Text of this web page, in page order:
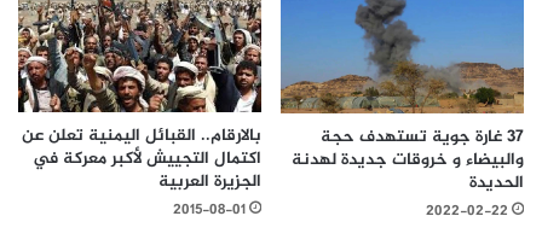
37 غارة جوية تستهدف حجة
والبيضاء و خروقات جديدة لهدنة
الحديدة
2022-02-22
بالارقام.. القبائل اليمنية تعلن عن
اكتمال التجييش ﻷكبر معركة في
الجزيرة العربية
2015-08-01